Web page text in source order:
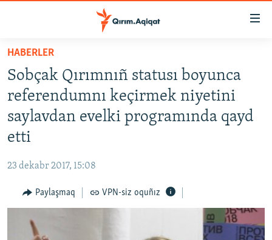
Esas
qaytmaq
Baş
navigatsiyağa
qaytmaq
Qıdıruvğa
HABERLER
SİYASET
İQTİSADİYAT
CEMİYET
İNSAN AQLARI
VİDEO
SÜRET
HABERLER
Sobçak Qırımnıñ statusı boyunca
referendumnı keçirmek niyetini
saylavdan evelki programında qayd
etti
23 dekabr 2017, 15:08
Paylaşmaq VPN-siz oquñız